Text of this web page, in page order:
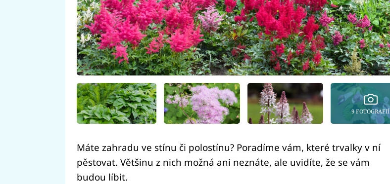
9 FOTOGRAFIÍ
Máte zahradu ve stínu či polostínu? Poradíme vám, které trvalky v ní
pěstovat. Většinu z nich možná ani neznáte, ale uvidíte, že se vám
budou líbit.